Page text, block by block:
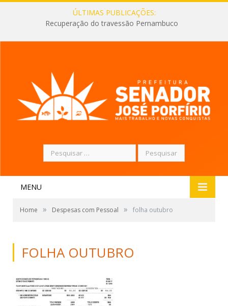
ÚLTIMAS PUBLICAÇÕES:
Recuperação do travessão Pernambuco
Pesquisar
por:
MENU
Home » Despesas com Pessoal » folha outubro
FOLHA OUTUBRO